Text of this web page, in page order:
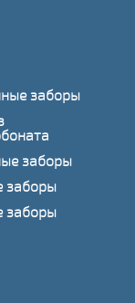
заборы
заборы
заборы
заборы